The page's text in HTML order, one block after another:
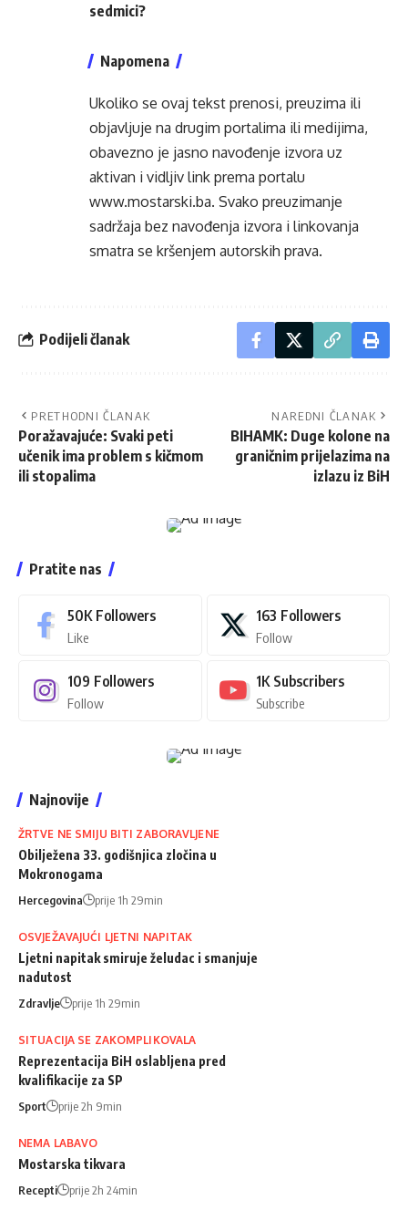
sedmici?
Napomena
Ukoliko se ovaj tekst prenosi, preuzima ili
objavljuje na drugim portalima ili medijima,
obavezno je jasno navođenje izvora uz
aktivan i vidljiv link prema portalu
www.mostarski.ba. Svako preuzimanje
sadržaja bez navođenja izvora i linkovanja
smatra se kršenjem autorskih prava.
Podijeli članak
PRETHODNI ČLANAK
Poražavajuće: Svaki peti
učenik ima problem s kičmom
ili stopalima
NAREDNI ČLANAK
BIHAMK: Duge kolone na
graničnim prijelazima na
izlazu iz BiH
Pratite nas
50K Followers
Like
163 Followers
Follow
109 Followers
Follow
1K Subscribers
Subscribe
Najnovije
ŽRTVE NE SMIJU BITI ZABORAVLJENE
Obilježena 33. godišnjica zločina u
Mokronogama
Hercegovina prije 1h 29min
OSVJEŽAVAJUĆI LJETNI NAPITAK
Ljetni napitak smiruje želudac i smanjuje
nadutost
Zdravlje prije 1h 29min
SITUACIJA SE ZAKOMPLIKOVALA
Reprezentacija BiH oslabljena pred
kvalifikacije za SP
Sport prije 2h 9min
NEMA LABAVO
Mostarska tikvara
Recepti prije 2h 24min